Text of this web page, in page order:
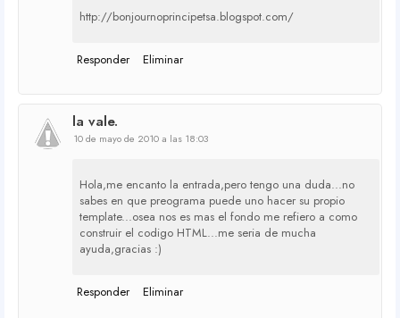
http://bonjournoprincipetsa.blogspot.com/
Responder Eliminar
la vale.
10 de mayo de 2010 a las 18:03
Hola,me encanto la entrada,pero tengo una duda...no
sabes en que preograma puede uno hacer su propio
template...osea nos es mas el fondo me refiero a como
construir el codigo HTML...me seria de mucha
ayuda,gracias :)
Responder Eliminar